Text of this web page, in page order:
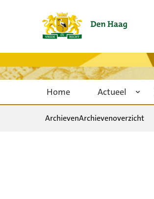
Home Actueel
ArchievenArchievenoverzicht